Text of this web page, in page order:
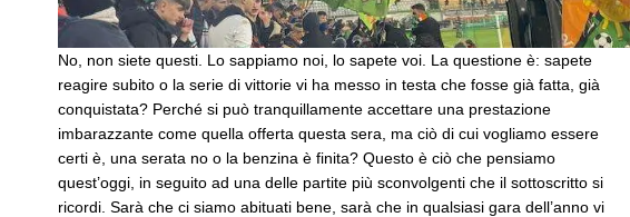
No, non siete questi. Lo sappiamo noi, lo sapete voi. La questione è: sapete
reagire subito o la serie di vittorie vi ha messo in testa che fosse già fatta, già
conquistata? Perché si può tranquillamente accettare una prestazione
imbarazzante come quella offerta questa sera, ma ciò di cui vogliamo essere
certi è, una serata no o la benzina è finita? Questo è ciò che pensiamo
quest’oggi, in seguito ad una delle partite più sconvolgenti che il sottoscritto si
ricordi. Sarà che ci siamo abituati bene, sarà che in qualsiasi gara dell’anno vi